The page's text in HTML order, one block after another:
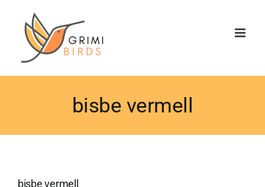
contenido
bisbe vermell
bisbe vermell